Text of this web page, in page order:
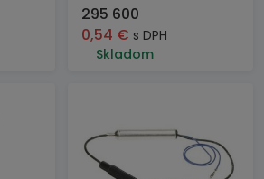
295 600
0,54 € s DPH
Skladom